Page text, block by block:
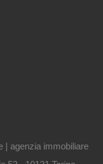
| agenzia immobiliare